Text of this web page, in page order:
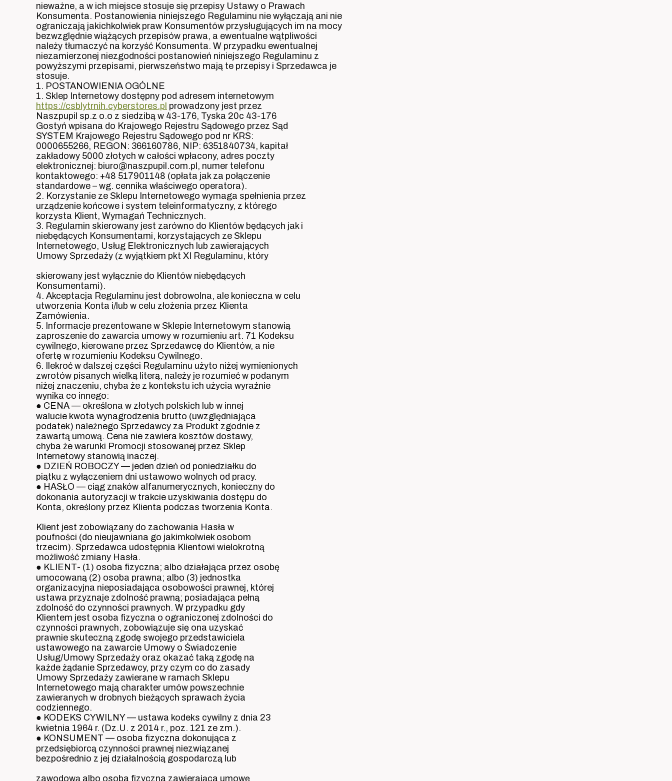
nieważne, a w ich miejsce stosuje się przepisy Ustawy o Prawach
Konsumenta. Postanowienia niniejszego Regulaminu nie wyłączają ani nie
ograniczają jakichkolwiek praw Konsumentów przysługujących im na mocy
bezwzględnie wiążących przepisów prawa, a ewentualne wątpliwości
należy tłumaczyć na korzyść Konsumenta. W przypadku ewentualnej
niezamierzonej niezgodności postanowień niniejszego Regulaminu z
powyższymi przepisami, pierwszeństwo mają te przepisy i Sprzedawca je
stosuje.
1. POSTANOWIENIA OGÓLNE
1. Sklep Internetowy dostępny pod adresem internetowym
https://csblytrnih.cyberstores.pl prowadzony jest przez
Naszpupil sp.z o.o z siedzibą w 43-176, Tyska 20c 43-176
Gostyń wpisana do Krajowego Rejestru Sądowego przez Sąd
SYSTEM Krajowego Rejestru Sądowego pod nr KRS:
0000655266, REGON: 366160786, NIP: 6351840734, kapitał
zakładowy 5000 złotych w całości wpłacony, adres poczty
elektronicznej: biuro@naszpupil.com.pl, numer telefonu
kontaktowego: +48 517901148 (opłata jak za połączenie
standardowe – wg. cennika właściwego operatora).
2. Korzystanie ze Sklepu Internetowego wymaga spełnienia przez
urządzenie końcowe i system teleinformatyczny, z którego
korzysta Klient, Wymagań Technicznych.
3. Regulamin skierowany jest zarówno do Klientów będących jak i
niebędących Konsumentami, korzystających ze Sklepu
Internetowego, Usług Elektronicznych lub zawierających
Umowy Sprzedaży (z wyjątkiem pkt XI Regulaminu, który
skierowany jest wyłącznie do Klientów niebędących
Konsumentami).
4. Akceptacja Regulaminu jest dobrowolna, ale konieczna w celu
utworzenia Konta i/lub w celu złożenia przez Klienta
Zamówienia.
5. Informacje prezentowane w Sklepie Internetowym stanowią
zaproszenie do zawarcia umowy w rozumieniu art. 71 Kodeksu
cywilnego, kierowane przez Sprzedawcę do Klientów, a nie
ofertę w rozumieniu Kodeksu Cywilnego.
6. Ilekroć w dalszej części Regulaminu użyto niżej wymienionych
zwrotów pisanych wielką literą, należy je rozumieć w podanym
niżej znaczeniu, chyba że z kontekstu ich użycia wyraźnie
wynika co innego:
● CENA — określona w złotych polskich lub w innej
walucie kwota wynagrodzenia brutto (uwzględniająca
podatek) należnego Sprzedawcy za Produkt zgodnie z
zawartą umową. Cena nie zawiera kosztów dostawy,
chyba że warunki Promocji stosowanej przez Sklep
Internetowy stanowią inaczej.
● DZIEŃ ROBOCZY — jeden dzień od poniedziałku do
piątku z wyłączeniem dni ustawowo wolnych od pracy.
● HASŁO — ciąg znaków alfanumerycznych, konieczny do
dokonania autoryzacji w trakcie uzyskiwania dostępu do
Konta, określony przez Klienta podczas tworzenia Konta.
Klient jest zobowiązany do zachowania Hasła w
poufności (do nieujawniana go jakimkolwiek osobom
trzecim). Sprzedawca udostępnia Klientowi wielokrotną
możliwość zmiany Hasła.
● KLIENT- (1) osoba fizyczna; albo działająca przez osobę
umocowaną (2) osoba prawna; albo (3) jednostka
organizacyjna nieposiadająca osobowości prawnej, której
ustawa przyznaje zdolność prawną; posiadająca pełną
zdolność do czynności prawnych. W przypadku gdy
Klientem jest osoba fizyczna o ograniczonej zdolności do
czynności prawnych, zobowiązuje się ona uzyskać
prawnie skuteczną zgodę swojego przedstawiciela
ustawowego na zawarcie Umowy o Świadczenie
Usług/Umowy Sprzedaży oraz okazać taką zgodę na
każde żądanie Sprzedawcy, przy czym co do zasady
Umowy Sprzedaży zawierane w ramach Sklepu
Internetowego mają charakter umów powszechnie
zawieranych w drobnych bieżących sprawach życia
codziennego.
● KODEKS CYWILNY — ustawa kodeks cywilny z dnia 23
kwietnia 1964 r. (Dz.U. z 2014 r., poz. 121 ze zm.).
● KONSUMENT — osoba fizyczna dokonująca z
przedsiębiorcą czynności prawnej niezwiązanej
bezpośrednio z jej działalnością gospodarczą lub
zawodową albo osoba fizyczna zawierająca umowę